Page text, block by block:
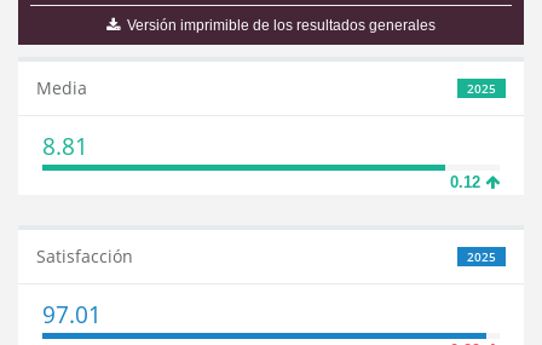
Versión imprimible de los resultados generales
2025
Media
8.81
0.12
2025
Satisfacción
97.01